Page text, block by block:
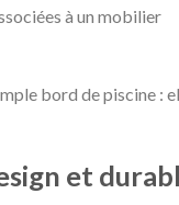
à un mobilier
bord de piscine :
et